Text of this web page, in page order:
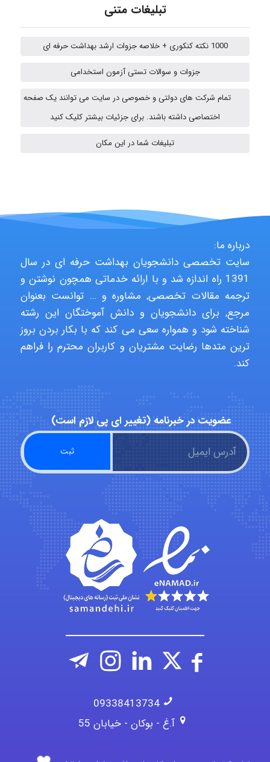
emami
ehtesham
aghajari vahid
Poubakhtiari
Alirez0990
hosein abdolvand
Kati
emami
تبلیغات متنی
1000 نکته کنکوری + خلاصه جزوات ارشد بهداشت حرفه ای
جزوات و سوالات تستی آزمون استخدامی
تمام شرکت های دولتی و خصوصی در سایت می توانند یک صفحه
اختصاصی داشته باشند. برای جزئیات بیشتر کلیک کنید
تبلیغات شما در این مکان
درباره ما:
سایت تخصصی دانشجویان بهداشت حرفه ای در سال
1391 راه اندازه شد و با ارائه خدماتی همچون نوشتن و
ترجمه مقالات تخصصی, مشاوره و … توانست بعنوان
مرجع, برای دانشجویان و دانش آموختگان این رشته
شناخته شود و همواره سعی می کند که با بکار بردن بروز
ترین متدها رضایت مشتریان و کاربران محترم را فراهم
کند.
عضویت در خبرنامه (تغییر ای پی لازم است)
09338413734
آ.غ - بوکان - خیابان 55